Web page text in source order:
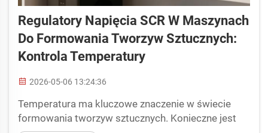
Regulatory Napięcia SCR W Maszynach
Do Formowania Tworzyw Sztucznych:
Kontrola Temperatury
2026-05-06 13:24:36
Temperatura ma kluczowe znaczenie w świecie
formowania tworzyw sztucznych. Konieczne jest